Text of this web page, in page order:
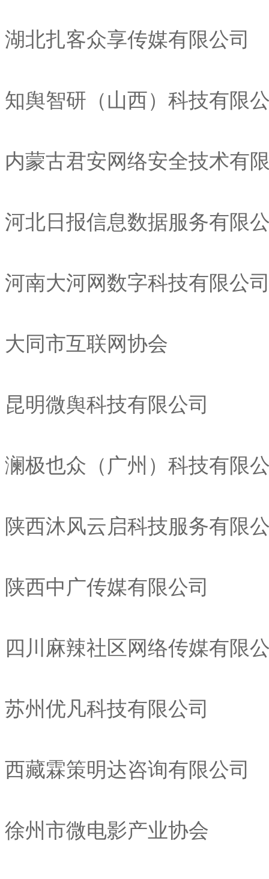
湖北扎客众享传媒有限公司
知舆智研（山西）科技有限
内蒙古君安网络安全技术有
河北日报信息数据服务有限
河南大河网数字科技有限公
大同市互联网协会
昆明微舆科技有限公司
澜极也众（广州）科技有限
陕西沐风云启科技服务有限
陕西中广传媒有限公司
四川麻辣社区网络传媒有限
苏州优凡科技有限公司
西藏霖策明达咨询有限公司
徐州市微电影产业协会